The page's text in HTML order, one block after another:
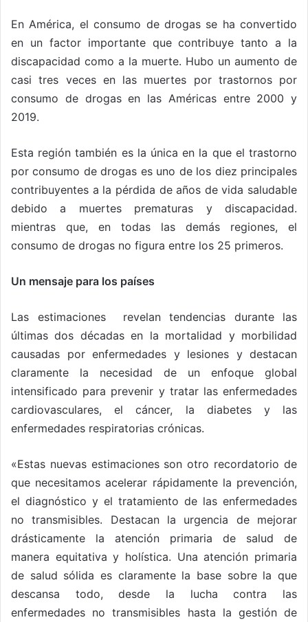
En América, el consumo de drogas se ha convertido
en un factor importante que contribuye tanto a la
discapacidad como a la muerte. Hubo un aumento de
casi tres veces en las muertes por trastornos por
consumo de drogas en las Américas entre 2000 y
2019.
Esta región también es la única en la que el trastorno
por consumo de drogas es uno de los diez principales
contribuyentes a la pérdida de años de vida saludable
debido a muertes prematuras y discapacidad.
mientras que, en todas las demás regiones, el
consumo de drogas no figura entre los 25 primeros.
Un mensaje para los países
Las estimaciones revelan tendencias durante las
últimas dos décadas en la mortalidad y morbilidad
causadas por enfermedades y lesiones y destacan
claramente la necesidad de un enfoque global
intensificado para prevenir y tratar las enfermedades
cardiovasculares, el cáncer, la diabetes y las
enfermedades respiratorias crónicas.
«Estas nuevas estimaciones son otro recordatorio de
que necesitamos acelerar rápidamente la prevención,
el diagnóstico y el tratamiento de las enfermedades
no transmisibles. Destacan la urgencia de mejorar
drásticamente la atención primaria de salud de
manera equitativa y holística. Una atención primaria
de salud sólida es claramente la base sobre la que
descansa todo, desde la lucha contra las
enfermedades no transmisibles hasta la gestión de